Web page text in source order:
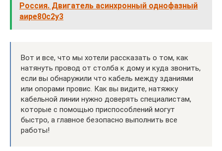
Россия. Двигатель асинхронный однофазный
аире80с2у3
Вот и все, что мы хотели рассказать о том, как
натянуть провод от столба к дому и куда звонить,
если вы обнаружили что кабель между зданиями
или опорами провис. Как вы видите, натяжку
кабельной линии нужно доверять специалистам,
которые с помощью приспособлений могут
быстро, а главное безопасно выполнить все
работы!